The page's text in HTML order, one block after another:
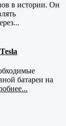
в истории. Он
батареи на